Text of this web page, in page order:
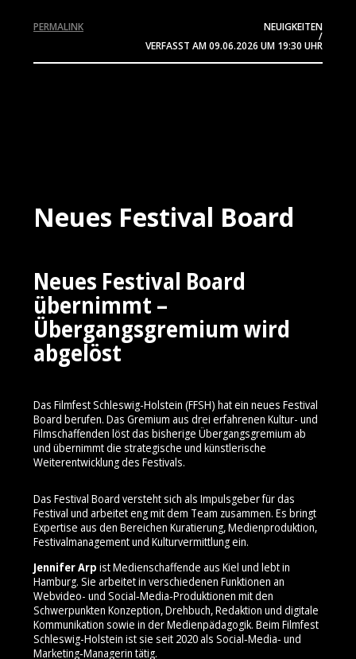
NEUIGKEITEN
/
VERFASST AM09.06.2026 UM 19:30 UHR
PERMALINK
Neues Festival Board
Neues Festival Board
übernimmt –
Übergangsgremium wird
abgelöst
Das Filmfest Schleswig-Holstein (FFSH) hat ein neues Festival
Board berufen. Das Gremium aus drei erfahrenen Kultur- und
Filmschaffenden löst das bisherige Übergangsgremium ab
und übernimmt die strategische und künstlerische
Weiterentwicklung des Festivals.
Das Festival Board versteht sich als Impulsgeber für das
Festival und arbeitet eng mit dem Team zusammen. Es bringt
Expertise aus den Bereichen Kuratierung, Medienproduktion,
Festivalmanagement und Kulturvermittlung ein.
Jennifer Arp ist Medienschaffende aus Kiel und lebt in
Hamburg. Sie arbeitet in verschiedenen Funktionen an
Webvideo- und Social‑Media‑Produktionen mit den
Schwerpunkten Konzeption, Drehbuch, Redaktion und digitale
Kommunikation sowie in der Medienpädagogik. Beim Filmfest
Schleswig-Holstein ist sie seit 2020 als Social‑Media‑ und
Marketing‑Managerin tätig.